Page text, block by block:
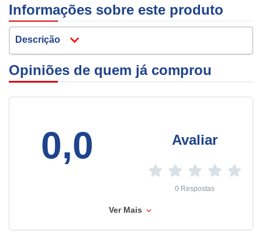
Informações sobre este produto
Descrição
Opiniões de quem já comprou
0,0 Avaliar
0 Respostas
Ver Mais